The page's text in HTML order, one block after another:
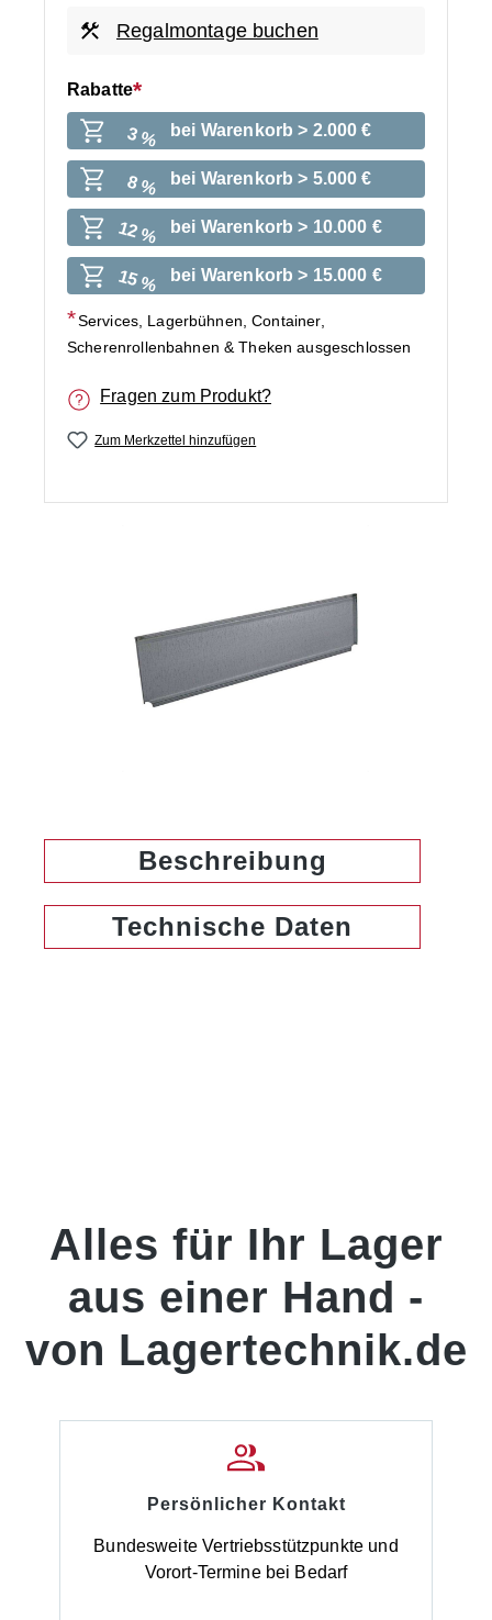
Regalmontage buchen
Rabatte
3 % bei Warenkorb > 2.000 €
8 % bei Warenkorb > 5.000 €
12 % bei Warenkorb > 10.000 €
15 % bei Warenkorb > 15.000 €
Services, Lagerbühnen, Container,
Scherenrollenbahnen & Theken ausgeschlossen
Fragen zum Produkt?
Zum Merkzettel hinzufügen
Beschreibung
Technische Daten
Alles für Ihr Lager
aus einer Hand -
von Lagertechnik.de
Persönlicher Kontakt
Bundesweite Vertriebsstützpunkte und
Vorort-Termine bei Bedarf